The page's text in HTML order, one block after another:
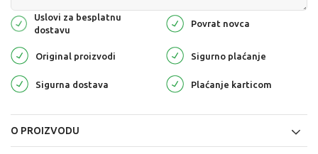
Uslovi za besplatnu
dostavu
Povrat novca
Original proizvodi Sigurno plaćanje
Sigurna dostava Plaćanje karticom
O PROIZVODU